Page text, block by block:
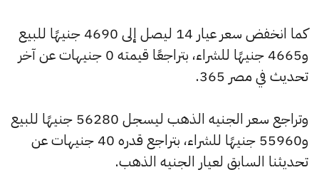
كما انخفض سعر عيار 14 ليصل إلى 4690 جنيهًا للبيع
و4665 جنيهًا للشراء، بتراجعًا قيمته 0 جنيهات عن آخر
تحديث في مصر 365.
وتراجع سعر الجنيه الذهب ليسجل 56280 جنيهًا للبيع
و55960 جنيهًا للشراء، بتراجع قدره 40 جنيهات عن
تحديثنا السابق لعيار الجنيه الذهب.